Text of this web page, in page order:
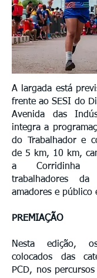
A largada está
frente ao SESI do
Avenida das
integra a
do Trabalhador e
de 5 km, 10 km,
a Corridinha
trabalhadores
amadores e público
PREMIAÇÃO
Nesta edição,
colocados das
PCD, nos